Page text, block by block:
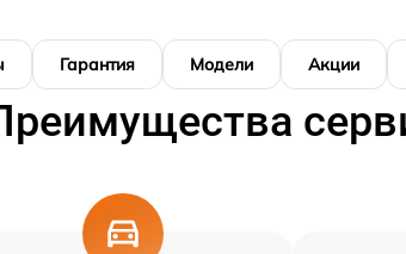
Гарантия Модели Акции